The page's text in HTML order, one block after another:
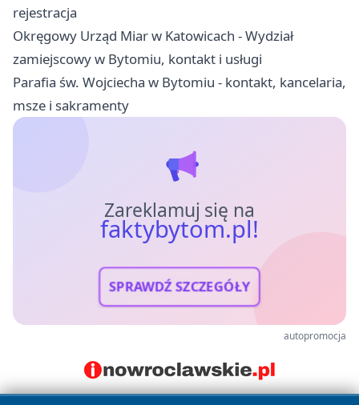
rejestracja
Okręgowy Urząd Miar w Katowicach - Wydział
zamiejscowy w Bytomiu, kontakt i usługi
Parafia św. Wojciecha w Bytomiu - kontakt, kancelaria,
msze i sakramenty
Zareklamuj się na
faktybytom.pl!
SPRAWDŹ SZCZEGÓŁY
autopromocja